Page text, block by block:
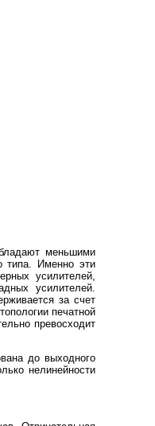
меньшими
типа. Именно эти
усилителей,
усилителей.
за счет
печатной
превосходит
до выходного
нелинейности